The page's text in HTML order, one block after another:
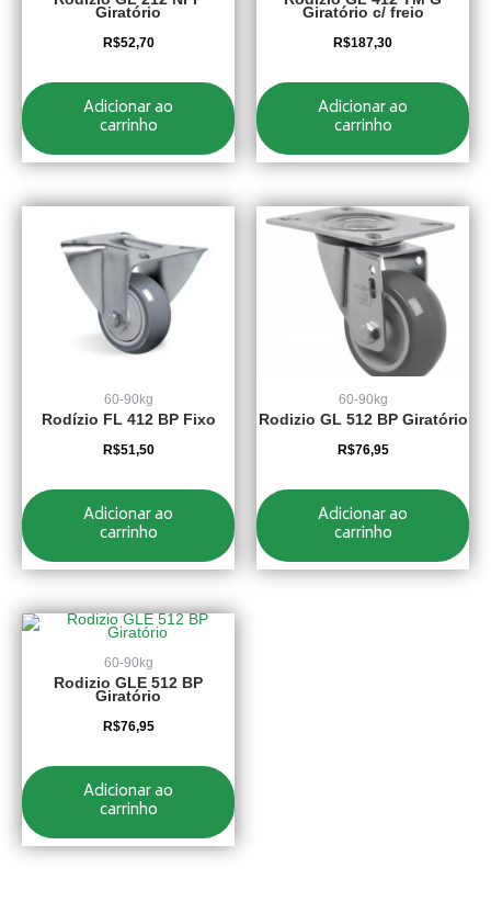
Giratório
R$52,70
Adicionar ao
carrinho
Giratório c/ freio
R$187,30
Adicionar ao
carrinho
60-90kg
Rodízio FL 412 BP Fixo
R$51,50
Adicionar ao
carrinho
60-90kg
Rodizio GL 512 BP Giratório
R$76,95
Adicionar ao
carrinho
60-90kg
Rodizio GLE 512 BP
Giratório
R$76,95
Adicionar ao
carrinho